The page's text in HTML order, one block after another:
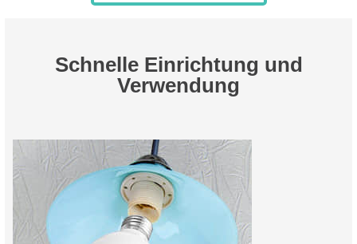
Schnelle Einrichtung und
Verwendung